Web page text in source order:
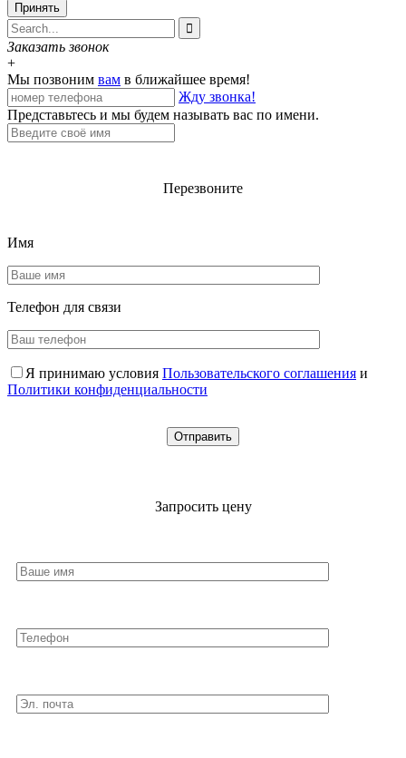
Принять

Заказать звонок
+
Мы позвоним вам в ближайшее время!
Жду звонка!
Представьтесь и мы будем называть вас по имени.
Перезвоните
Имя
Телефон для связи
Я принимаю условия Пользовательского соглашения и
Политики конфиденциальности
Запросить цену